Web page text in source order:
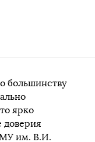
большинству
ярко
доверия
им. В.И.